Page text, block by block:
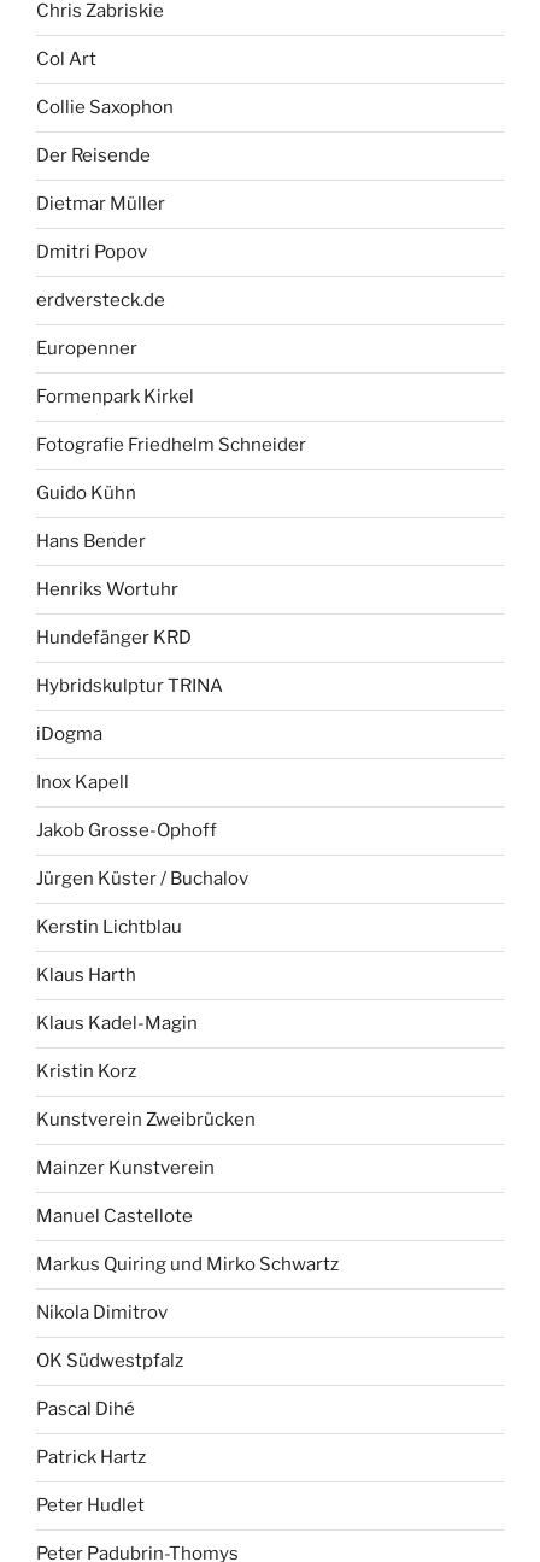
Chris Zabriskie
Col Art
Collie Saxophon
Der Reisende
Dietmar Müller
Dmitri Popov
erdversteck.de
Europenner
Formenpark Kirkel
Fotografie Friedhelm Schneider
Guido Kühn
Hans Bender
Henriks Wortuhr
Hundefänger KRD
Hybridskulptur TRINA
iDogma
Inox Kapell
Jakob Grosse-Ophoff
Jürgen Küster / Buchalov
Kerstin Lichtblau
Klaus Harth
Klaus Kadel-Magin
Kristin Korz
Kunstverein Zweibrücken
Mainzer Kunstverein
Manuel Castellote
Markus Quiring und Mirko Schwartz
Nikola Dimitrov
OK Südwestpfalz
Pascal Dihé
Patrick Hartz
Peter Hudlet
Peter Padubrin-Thomys